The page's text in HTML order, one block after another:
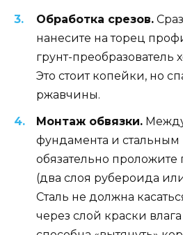
Обработка срезов.
нанесите на торец
грунт-преобразователь
Это стоит копейки, но
ржавчины.
Монтаж обвязки.
фундамента и
обязательно
(два слоя рубероида
Сталь не должна
через слой краски